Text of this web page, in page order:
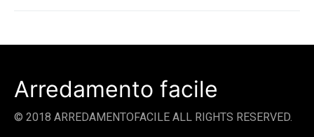
Arredamento facile
© 2018 ARREDAMENTOFACILE ALL RIGHTS RESERVED.